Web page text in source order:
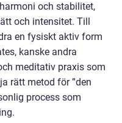
och stabilitet,
och intensitet. Till
en fysiskt aktiv form
kanske andra
meditativ praxis som
rätt metod för ”den
process som